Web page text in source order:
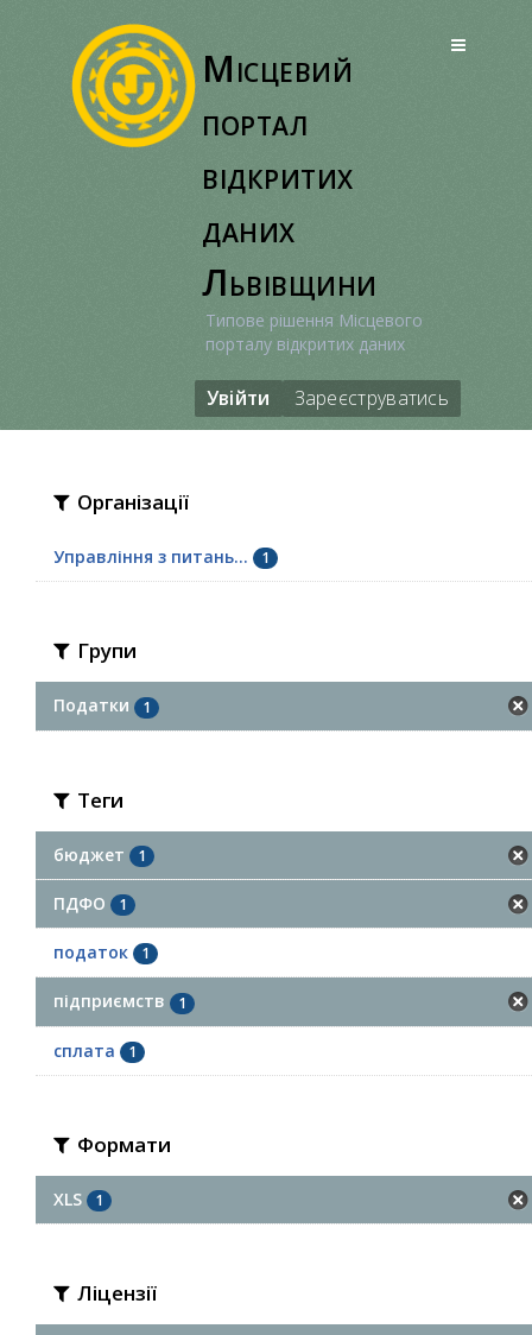
Місцевий
портал
відкритих
даних
Львівщини
Типове рішення Місцевого
порталу відкритих даних
Увійти Зареєструватись
Організації
Управління з питань... 1
Групи
Податки 1
Теги
бюджет 1
ПДФО 1
податок 1
підприємств 1
сплата 1
Формати
XLS 1
Ліцензії